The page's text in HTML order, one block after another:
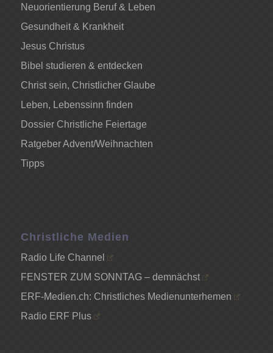
Neuorientierung Beruf & Leben
Gesundheit & Krankheit
Jesus Christus
Bibel studieren & entdecken
Christ sein, Christlicher Glaube
Leben, Lebenssinn finden
Dossier Christliche Feiertage
Ratgeber Advent/Weihnachten
Tipps
Christliche Medien
Radio Life Channel
FENSTER ZUM SONNTAG – demnächst
ERF-Medien.ch: Christliches Medienunterhemen
Radio ERF Plus